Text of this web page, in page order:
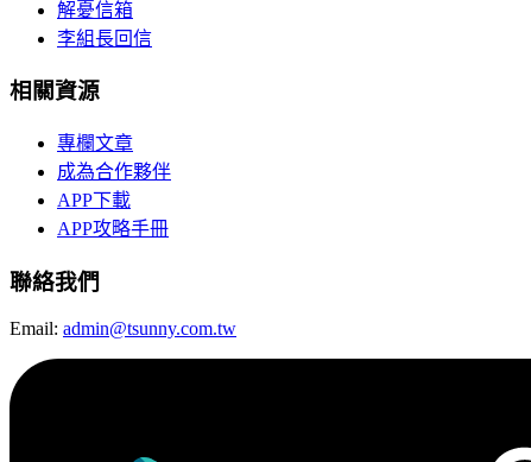
解憂信箱
李組長回信
相關資源
專欄文章
成為合作夥伴
APP下載
APP攻略手冊
聯絡我們
Email: admin@tsunny.com.tw